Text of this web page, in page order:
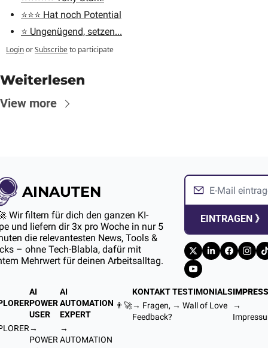
⭐️⭐️⭐️ Hat noch Potential
⭐️ Ungenügend, setzen...
LoginorSubscribeto participate
Weiterlesen
View more
AINAUTEN
Wir filtern für dich den ganzen KI-
und liefern dir 3x pro Woche in nur 5
die relevantesten News, Tools &
– ohne Tech-Blabla, dafür mit
Mehrwert für deinen Arbeitsalltag.
EINTRAGEN 》
AI
POWER
USER
→
POWER
AI
AUTOMATION
EXPERT
→
AUTOMATION
👨‍🚀
KONTAKT
→ Fragen,
Feedback?
TESTIMONIALS
→ Wall of Love
→